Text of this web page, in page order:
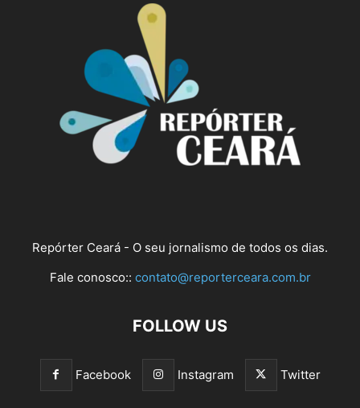
Repórter Ceará - O seu jornalismo de todos os dias.
Fale conosco:: contato@reporterceara.com.br
FOLLOW US
Facebook Instagram Twitter